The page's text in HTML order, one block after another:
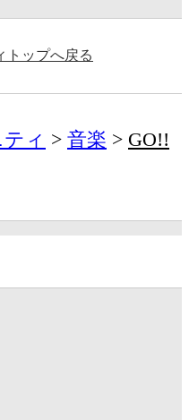
トップへ戻る
ィ 音楽
GO!!